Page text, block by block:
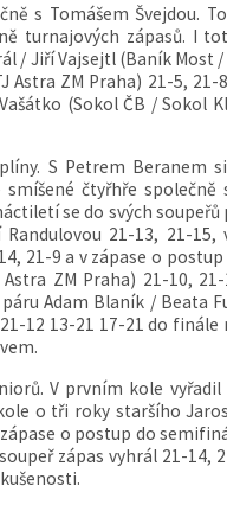
s Tomášem Švejdou.
turnajových zápasů. I
/ Jiří Vajsejtl (Baník Most
Astra ZM Praha) 21-5,
(Sokol ČB / Sokol
S Petrem Beranem
čtyřhře společně
se do svých
21-13, 21-
21-9 a v zápase o
ZM Praha) 21-10,
Adam Blaník / Beata
12 13-21 17-21 do
V prvním kole
o tři roky staršího
o postup do
zápas vyhrál 21-